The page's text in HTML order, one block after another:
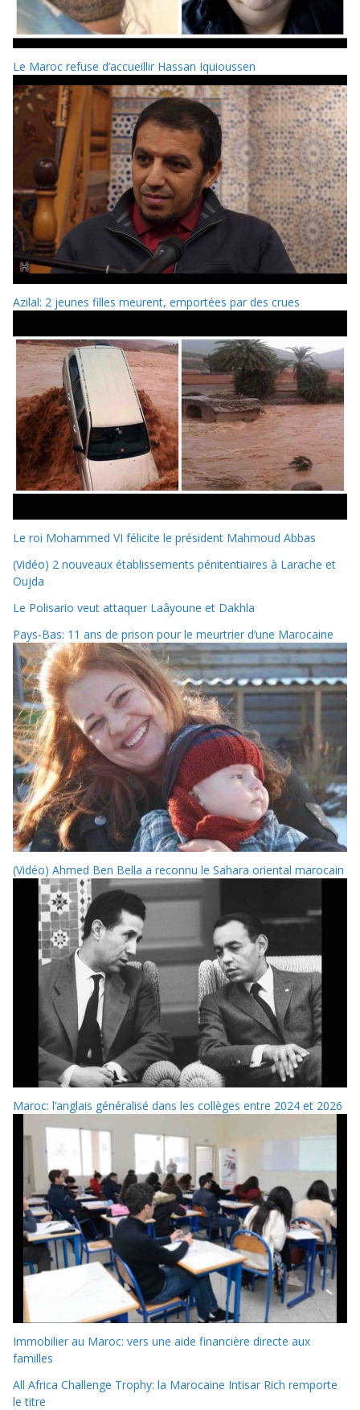
Le Maroc refuse d’accueillir Hassan Iquioussen
Azilal: 2 jeunes filles meurent, emportées par des crues
Le roi Mohammed VI félicite le président Mahmoud Abbas
(Vidéo) 2 nouveaux établissements pénitentiaires à Larache et
Oujda
Le Polisario veut attaquer Laâyoune et Dakhla
Pays-Bas: 11 ans de prison pour le meurtrier d’une Marocaine
(Vidéo) Ahmed Ben Bella a reconnu le Sahara oriental marocain
Maroc: l’anglais généralisé dans les collèges entre 2024 et 2026
Immobilier au Maroc: vers une aide financière directe aux
familles
All Africa Challenge Trophy: la Marocaine Intisar Rich remporte
le titre